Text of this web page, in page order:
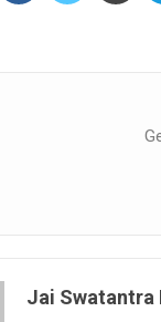
Jai Swatantra